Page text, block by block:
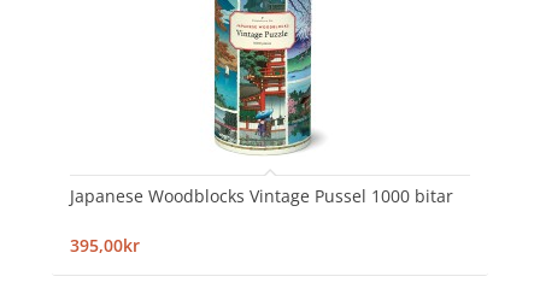
Japanese Woodblocks Vintage Pussel 1000 bitar
395,00kr